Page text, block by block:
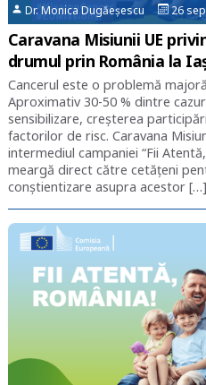
Dr. Monica Dugăeșescu 26
Caravana Misiunii UE
drumul prin România la
Cancerul este o problemă
Aproximativ 30-50 % dintre
sensibilizare, creșterea
factorilor de risc. Caravana
intermediul campaniei “Fii
meargă direct către cetăţeni
conştientizare asupra acestor […]